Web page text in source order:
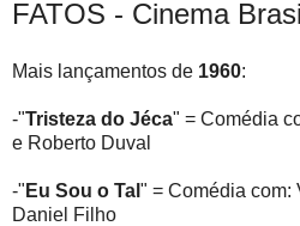
FATOS - Cinema
Mais lançamentos de 1960:
-"Tristeza do Jéca" = Comédia
e Roberto Duval
-" Eu Sou o Tal " = Comédia com:
Daniel Filho